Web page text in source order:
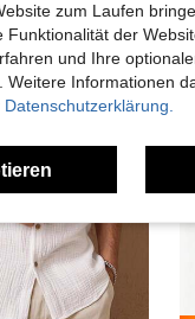
zum Laufen
der
und Ihre
Informationen